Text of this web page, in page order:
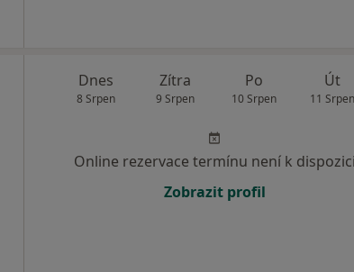
Dnes
8 Srpen
Zítra
9 Srpen
Po
10 Srpen
Út
11 Srpen
Online rezervace termínu není k dispozici
Zobrazit profil